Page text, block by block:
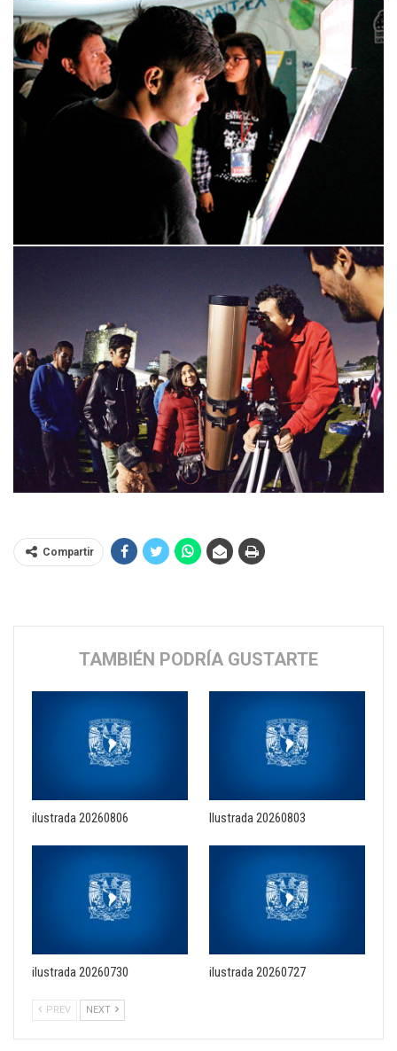
Compartir
TAMBIÉN PODRÍA GUSTARTE
ilustrada 20260806 Ilustrada 20260803
ilustrada 20260730 ilustrada 20260727
PREV NEXT